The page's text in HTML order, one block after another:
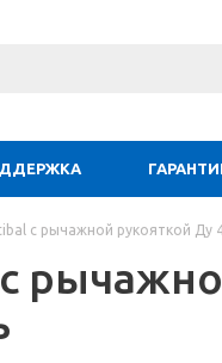
с рычажной рукояткой Ду